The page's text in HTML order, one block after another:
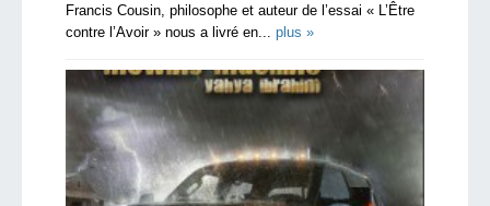
Francis Cousin, philosophe et auteur de l’essai « L’Être
contre l’Avoir » nous a livré en... plus »